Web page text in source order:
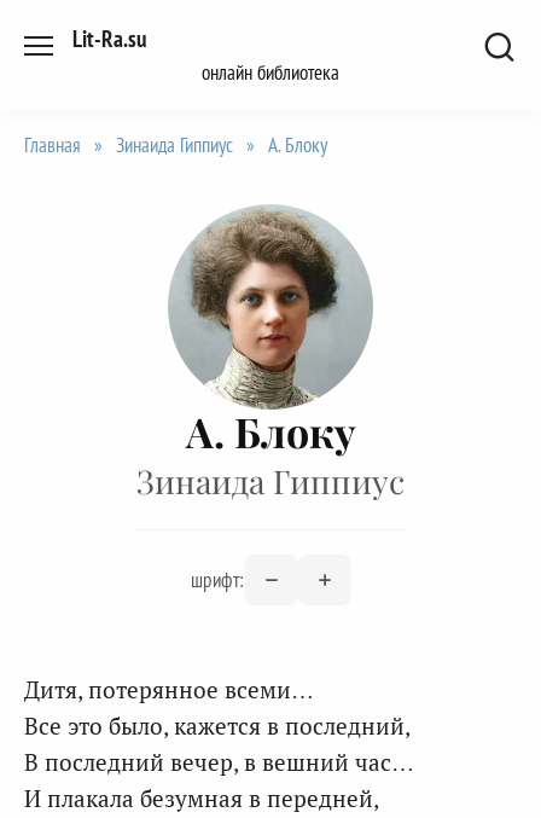
Lit-Ra.su
онлайн библиотека
Главная » Зинаида Гиппиус » А. Блоку
А. Блоку
Зинаида Гиппиус
шрифт:
Дитя, потерянное всеми…
Все это было, кажется в последний,
В последний вечер, в вешний час…
И плакала безумная в передней,